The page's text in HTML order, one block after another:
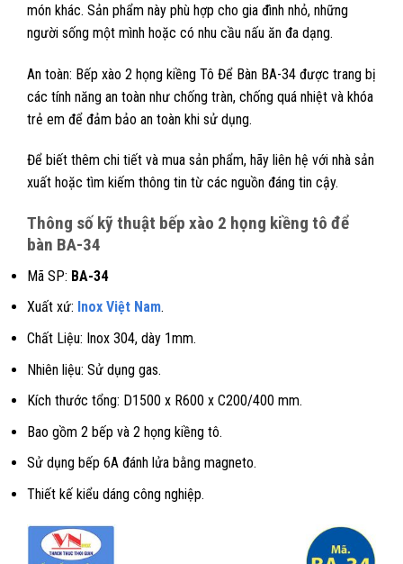
món khác. Sản phẩm này phù hợp cho gia đình nhỏ, những
người sống một mình hoặc có nhu cầu nấu ăn đa dạng.
An toàn: Bếp xào 2 họng kiềng Tô Để Bàn BA-34 được trang bị
các tính năng an toàn như chống tràn, chống quá nhiệt và khóa
trẻ em để đảm bảo an toàn khi sử dụng.
Để biết thêm chi tiết và mua sản phẩm, hãy liên hệ với nhà sản
xuất hoặc tìm kiếm thông tin từ các nguồn đáng tin cậy.
Thông số kỹ thuật bếp xào 2 họng kiềng tô để
bàn BA-34
Mã SP: BA-34
Xuất xứ: Inox Việt Nam.
Chất Liệu: Inox 304, dày 1mm.
Nhiên liệu: Sử dụng gas.
Kích thước tổng: D1500 x R600 x C200/400 mm.
Bao gồm 2 bếp và 2 họng kiềng tô.
Sử dụng bếp 6A đánh lửa bằng magneto.
Thiết kế kiểu dáng công nghiệp.